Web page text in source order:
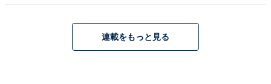
連載をもっと見る